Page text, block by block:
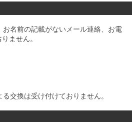
名前の記載がないメール連絡、お電
ません。
交換は受け付けておりません。